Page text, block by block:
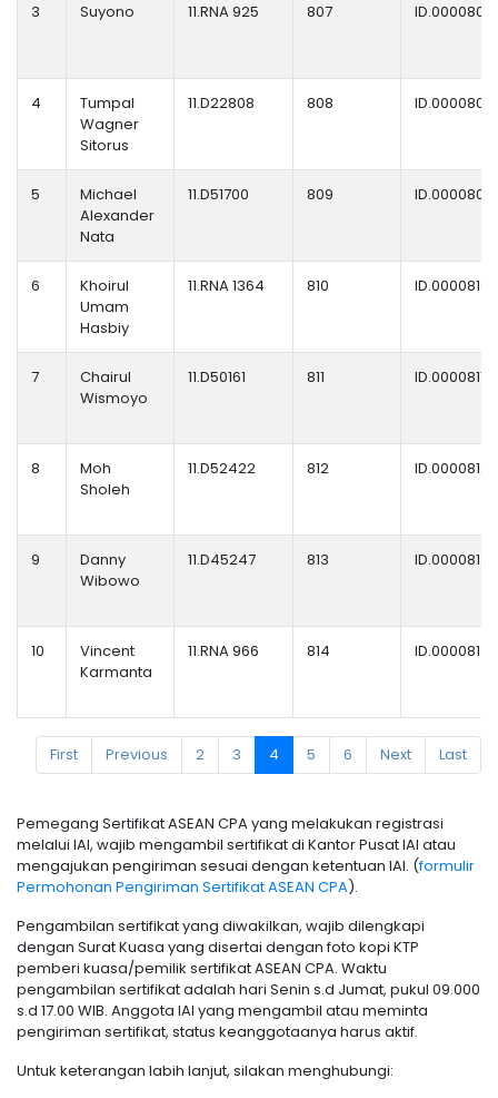
3 Suyono 11.RNA 925 807 ID.0000807
4
Tumpal
Wagner
Sitorus
11.D22808 808 ID.0000808
5
Michael
Alexander
Nata
11.D51700 809 ID.0000809
6
Khoirul
Umam
Hasbiy
11.RNA 1364 810 ID.0000810
7
Chairul
Wismoyo
11.D50161 811 ID.0000811
8
Moh
Sholeh
11.D52422 812 ID.0000812
9
Danny
Wibowo
11.D45247 813 ID.0000813
10
Vincent
Karmanta
11.RNA 966 814 ID.0000814
First Previous 2 3 4 5 6 Next Last
Pemegang Sertifikat ASEAN CPA yang melakukan registrasi
melalui IAI, wajib mengambil sertifikat di Kantor Pusat IAI atau
mengajukan pengiriman sesuai dengan ketentuan IAI. (formulir
Permohonan Pengiriman Sertifikat ASEAN CPA).
Pengambilan sertifikat yang diwakilkan, wajib dilengkapi
dengan Surat Kuasa yang disertai dengan foto kopi KTP
pemberi kuasa/pemilik sertifikat ASEAN CPA. Waktu
pengambilan sertifikat adalah hari Senin s.d Jumat, pukul 09.000
s.d 17.00 WIB. Anggota IAI yang mengambil atau meminta
pengiriman sertifikat, status keanggotaanya harus aktif.
Untuk keterangan labih lanjut, silakan menghubungi: